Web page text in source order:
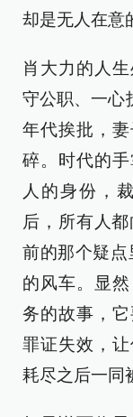
却是无人在意
肖大力的人
守公职、一心
年代挨批，
碎。时代的
人的身份，
后，所有人
前的那个疑点
的风车。显
务的故事，
罪证失效，
耗尽之后一同